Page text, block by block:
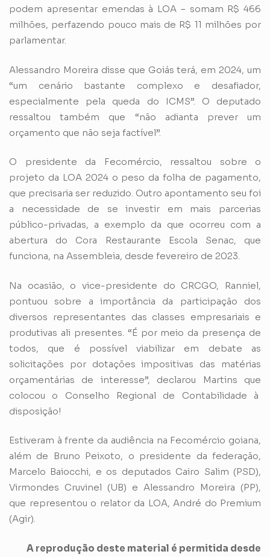
podem apresentar emendas à LOA – somam R$ 466
milhões, perfazendo pouco mais de R$ 11 milhões por
parlamentar.
Alessandro Moreira disse que Goiás terá, em 2024, um
“um cenário bastante complexo e desafiador,
especialmente pela queda do ICMS”. O deputado
ressaltou também que “não adianta prever um
orçamento que não seja factível”.
O presidente da Fecomércio, ressaltou sobre o
projeto da LOA 2024 o peso da folha de pagamento,
que precisaria ser reduzido. Outro apontamento seu foi
a necessidade de se investir em mais parcerias
público-privadas, a exemplo da que ocorreu com a
abertura do Cora Restaurante Escola Senac, que
funciona, na Assembleia, desde fevereiro de 2023.
Na ocasião, o vice-presidente do CRCGO, Ranniel,
pontuou sobre a importância da participação dos
diversos representantes das classes empresariais e
produtivas ali presentes. “É por meio da presença de
todos, que é possível viabilizar em debate as
solicitações por dotações impositivas das matérias
orçamentárias de interesse”, declarou Martins que
colocou o Conselho Regional de Contabilidade à
disposição!
Estiveram à frente da audiência na Fecomércio goiana,
além de Bruno Peixoto, o presidente da federação,
Marcelo Baiocchi, e os deputados Cairo Salim (PSD),
Virmondes Cruvinel (UB) e Alessandro Moreira (PP),
que representou o relator da LOA, André do Premium
(Agir).
A reprodução deste material é permitida desde